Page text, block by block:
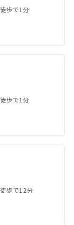
徒歩で1分
徒歩で1分
徒歩で12分